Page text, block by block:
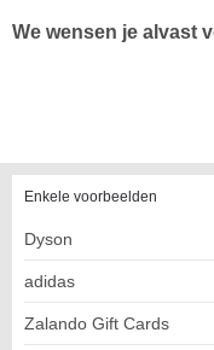
We wensen je alvast
Enkele voorbeelden
Dyson
adidas
Zalando Gift Cards